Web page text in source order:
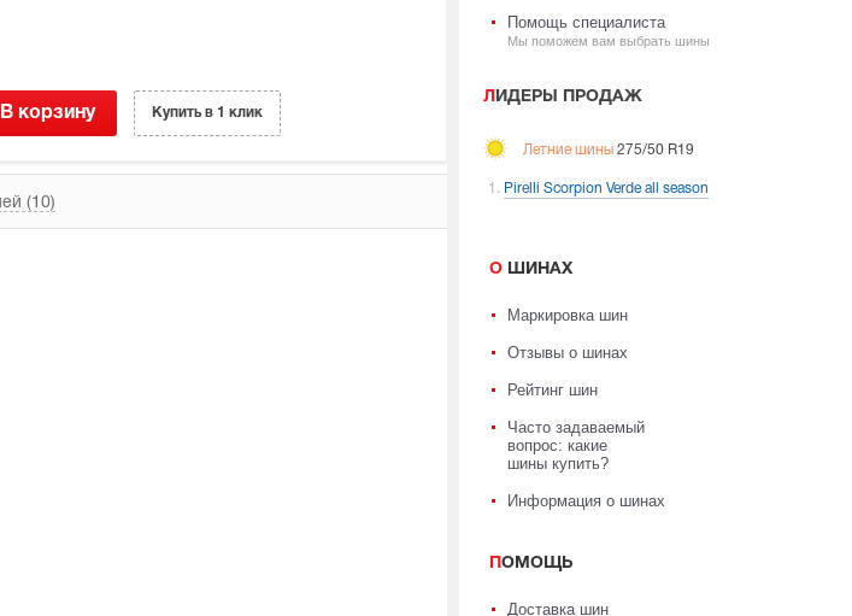
В корзину Купить в 1 клик
(10)
Помощь специалиста
Мы поможем вам выбрать шины
ЛИДЕРЫ ПРОДАЖ
Летние шины 275/50 R19
Pirelli Scorpion Verde all season
О ШИНАХ
Маркировка шин
Отзывы о шинах
Рейтинг шин
Часто задаваемый
вопрос: какие
шины купить?
Информация о шинах
ПОМОЩЬ
Доставка шин